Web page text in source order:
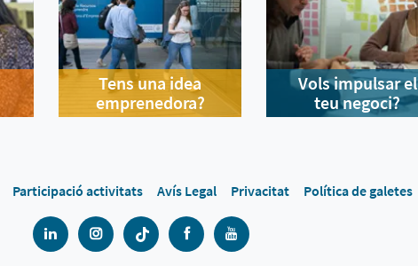
Tens una idea
emprenedora?
Vols impulsar el
teu negoci?
Participació activitats Avís Legal Privacitat Política de galetes